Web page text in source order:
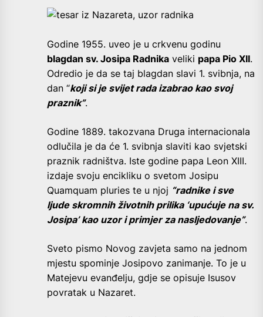
Godine 1955. uveo je u crkvenu godinu
blagdan sv. Josipa Radnika veliki papa Pio XII.
Odredio je da se taj blagdan slavi 1. svibnja, na
dan “koji si je svijet rada izabrao kao svoj
praznik”.
Godine 1889. takozvana Druga internacionala
odlučila je da će 1. svibnja slaviti kao svjetski
praznik radništva. Iste godine papa Leon XIII.
izdaje svoju encikliku o svetom Josipu
Quamquam pluries te u njoj “radnike i sve
ljude skromnih životnih prilika ‘upućuje na sv.
Josipa’ kao uzor i primjer za nasljedovanje”.
Sveto pismo Novog zavjeta samo na jednom
mjestu spominje Josipovo zanimanje. To je u
Matejevu evanđelju, gdje se opisuje Isusov
povratak u Nazaret.